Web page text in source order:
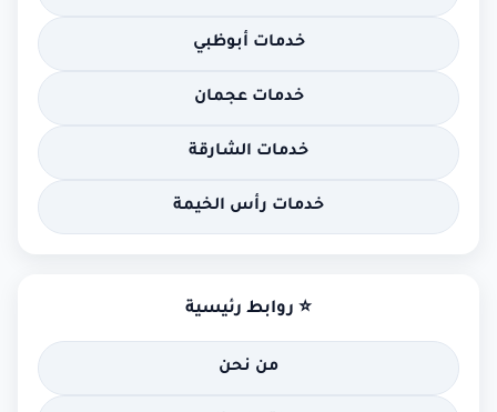
خدمات أبوظبي
خدمات عجمان
خدمات الشارقة
خدمات رأس الخيمة
⭐ روابط رئيسية
من نحن